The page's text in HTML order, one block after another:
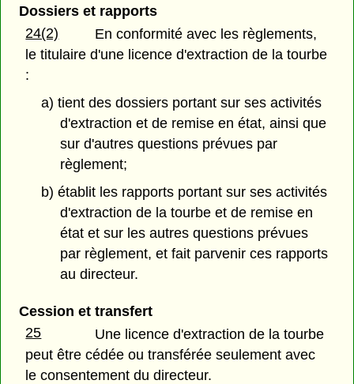
Dossiers et rapports
24(2)
En conformité avec les règlements,
le titulaire d'une licence d'extraction de la tourbe
:
a) tient des dossiers portant sur ses activités
d'extraction et de remise en état, ainsi que
sur d'autres questions prévues par
règlement;
b) établit les rapports portant sur ses activités
d'extraction de la tourbe et de remise en
état et sur les autres questions prévues
par règlement, et fait parvenir ces rapports
au directeur.
Cession et transfert
25
Une licence d'extraction de la tourbe
peut être cédée ou transférée seulement avec
le consentement du directeur.